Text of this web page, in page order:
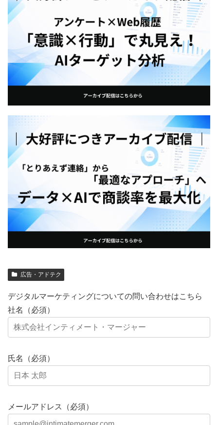
広告・アドテク
デジタルマーケティングについての問い合わせはこちら
社名（必須）
氏名（必須）
メールアドレス（必須）